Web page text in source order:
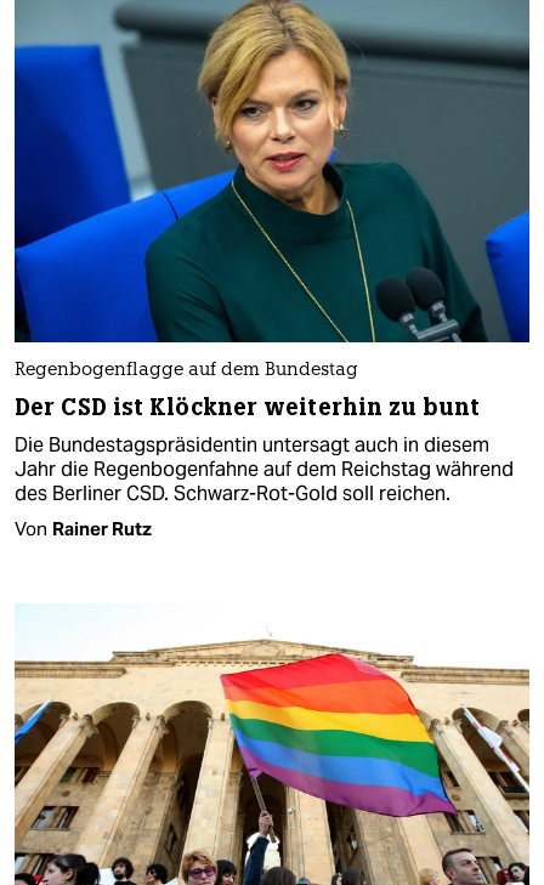
Regenbogenflagge auf dem Bundestag
Der CSD ist Klöckner weiterhin zu bunt
Die Bundestagspräsidentin untersagt auch in diesem
Jahr die Regenbogenfahne auf dem Reichstag während
des Berliner CSD. Schwarz-Rot-Gold soll reichen.
Von Rainer Rutz